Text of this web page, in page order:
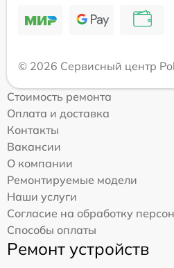
© 2026 Сервисный центр
Стоимость ремонта
Оплата и доставка
Контакты
Вакансии
О компании
Ремонтируемые модели
Наши услуги
Согласие на обработку
Способы оплаты
Ремонт устройств